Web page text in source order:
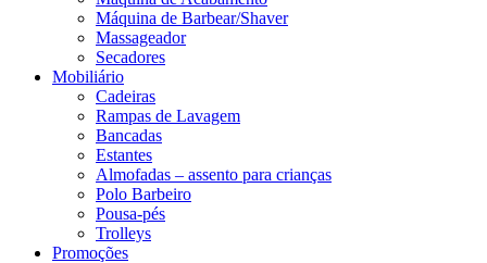
Máquina de Barbear/Shaver
Massageador
Secadores
Mobiliário
Cadeiras
Rampas de Lavagem
Bancadas
Estantes
Almofadas – assento para crianças
Polo Barbeiro
Pousa-pés
Trolleys
Promoções